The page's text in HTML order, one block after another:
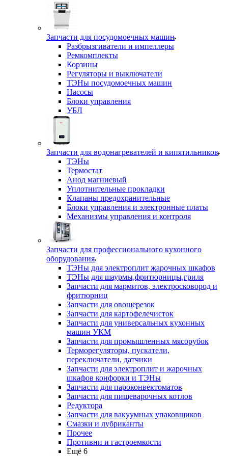
Запчасти для посудомоечных машин
Разбрызгиватели и импеллеры
Ремкомплекты
Корзины
Регуляторы и выключатели
ТЭНы посудомоечных машин
Насосы
Блоки управления
УБЛ
Запчасти для водонагревателей и кипятильников
ТЭНы
Термостат
Анод магниевый
Уплотнительные прокладки
Клапаны предохранительные
Блоки управления и электронные платы
Механизмы управления и контроля
Запчасти для профессионального кухонного
оборудования
ТЭНы для электроплит жарочных шкафов
ТЭНы для шаурмы,фритюрницы,гриля
Запчасти для мармитов, электросковород и
фритюрниц
Запчасти для овощерезок
Запчасти для картофелечисток
Запчасти для универсальных кухонных
машин УКМ
Запчасти для промышленных мясорубок
Терморегуляторы, пускатели,
переключатели, датчики
Запчасти для электроплит и жарочных
шкафов конфорки и ТЭНы
Запчасти для пароконвектоматов
Запчасти для пищеварочных котлов
Редуктора
Запчасти для вакуумных упаковщиков
Смазки и лубриканты
Прочее
Противни и гастроемкости
Ещё 6